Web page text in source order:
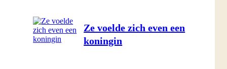
Ze voelde zich even een
koningin